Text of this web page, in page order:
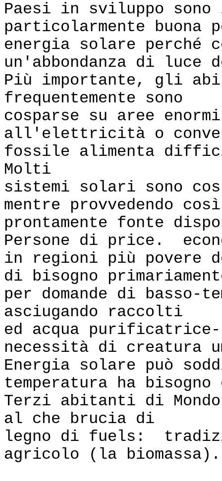
Paesi in sviluppo sono
particolarmente buona
energia solare perché
un'abbondanza di luce
Più importante, gli
frequentemente sono
cosparse su aree
all'elettricità o
fossile alimenta
Molti
sistemi solari sono
mentre provvedendo
prontamente fonte
Persone di price.
in regioni più povere
di bisogno
per domande di basso-
asciugando raccolti
ed acqua
necessità di creatura
Energia solare può
temperatura ha bisogno
Terzi abitanti di
al che brucia di
legno di fuels:
agricolo (la biomassa).